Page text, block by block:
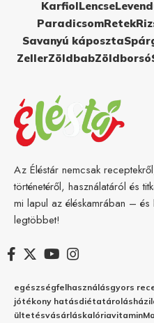
KarfiolLencse
ParadicsomRetek
Savanyú káposzta
ZellerZöldbabZöldborsó
Az Éléstár nemcsak
történetéről, használatáról és
mi lapul az éléskamrában –
legtöbbet!
egészségfelhasználásgyors
jótékony hatásdiétatárolás
ültetésvásárláskalóriavitamin